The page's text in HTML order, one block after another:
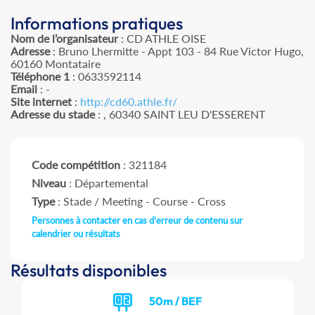
Informations pratiques
Nom de l’organisateur: CD ATHLE OISE
Adresse: Bruno Lhermitte - Appt 103 - 84 Rue Victor Hugo,
60160 Montataire
Téléphone 1 : 0633592114
Email : -
Site internet : http://cd60.athle.fr/
Adresse du stade: , 60340 SAINT LEU D'ESSERENT
Code compétition : 321184
Niveau : Départemental
Type: Stade / Meeting - Course - Cross
Personnes à contacter en cas d'erreur de contenu sur
calendrier ou résultats
Résultats disponibles
50m / BEF